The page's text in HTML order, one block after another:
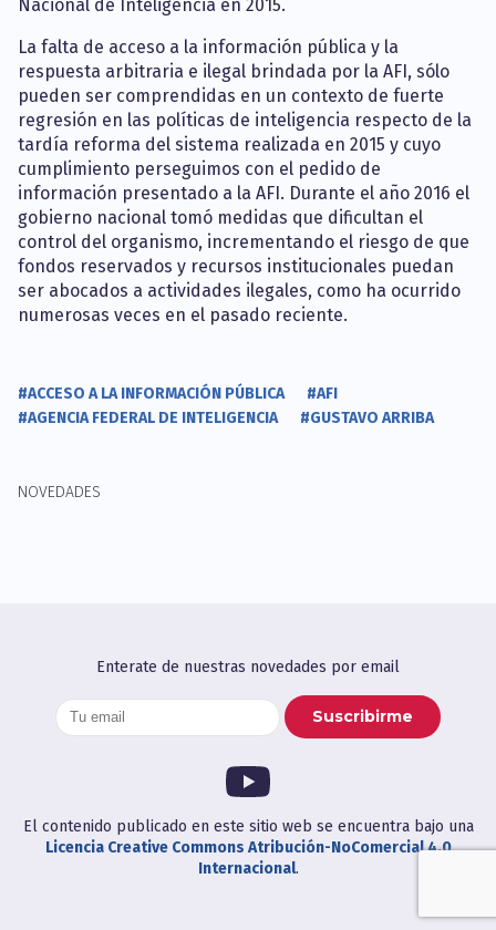
Nacional de Inteligencia en 2015.
La falta de acceso a la información pública y la
respuesta arbitraria e ilegal brindada por la AFI, sólo
pueden ser comprendidas en un contexto de fuerte
regresión en las políticas de inteligencia respecto de la
tardía reforma del sistema realizada en 2015 y cuyo
cumplimiento perseguimos con el pedido de
información presentado a la AFI. Durante el año 2016 el
gobierno nacional tomó medidas que dificultan el
control del organismo, incrementando el riesgo de que
fondos reservados y recursos institucionales puedan
ser abocados a actividades ilegales, como ha ocurrido
numerosas veces en el pasado reciente.
#ACCESO A LA INFORMACIÓN PÚBLICA
#AFI
#AGENCIA FEDERAL DE INTELIGENCIA
#GUSTAVO ARRIBA
NOVEDADES
Enterate de nuestras novedades por email
El contenido publicado en este sitio web se encuentra bajo una
Licencia Creative Commons Atribución-NoComercial 4.0
Internacional.